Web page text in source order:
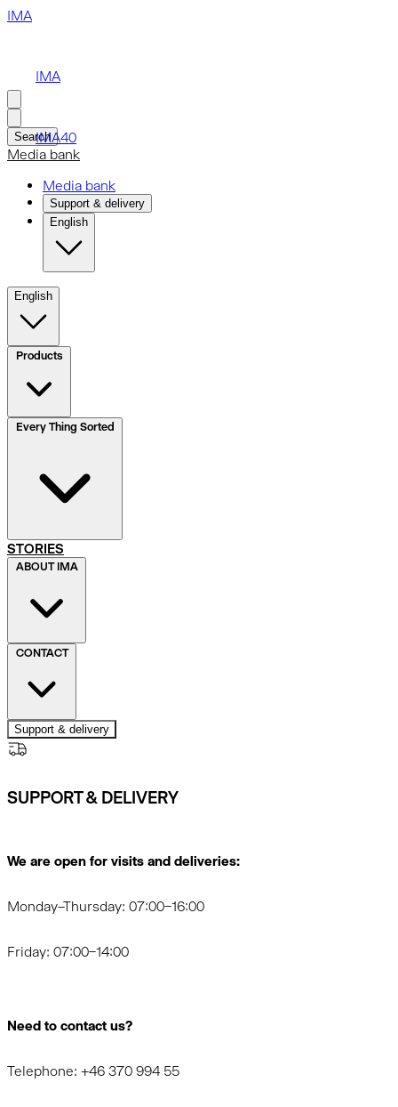
IMA
Search
Media bank
Media bank
Support & delivery
English
English
Products
STORIES
ABOUT IMA
CONTACT
Support & delivery
SUPPORT & DELIVERY
We are open for visits and deliveries:
Monday–Thursday: 07:00–16:00
Friday: 07:00–14:00
Need to contact us?
Telephone: +46 370 994 55
IMA
IMA40